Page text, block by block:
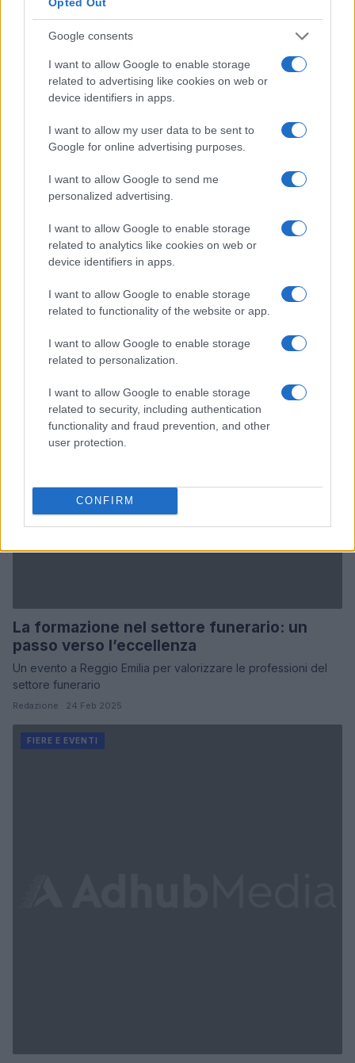
Google consents
I want to allow Google to enable storage
related to advertising like cookies on web or
device identifiers in apps.
I want to allow my user data to be sent to
Google for online advertising purposes.
I want to allow Google to send me
personalized advertising.
I want to allow Google to enable storage
related to analytics like cookies on web or
device identifiers in apps.
I want to allow Google to enable storage
related to functionality of the website or app.
I want to allow Google to enable storage
related to personalization.
I want to allow Google to enable storage
related to security, including authentication
functionality and fraud prevention, and other
user protection.
CONFIRM
Innovazioni tecnologiche al Mobile World
Congress 2025
Scopri le ultime soluzioni FRITZ! per una connettività senza
Redazione · 24 Feb 2025
FIERE E EVENTI
La formazione nel settore funerario: un
passo verso l’eccellenza
Un evento a Reggio Emilia per valorizzare le professioni del
settore funerario
Redazione · 24 Feb 2025
FIERE E EVENTI